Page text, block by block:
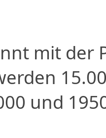
mit der
und